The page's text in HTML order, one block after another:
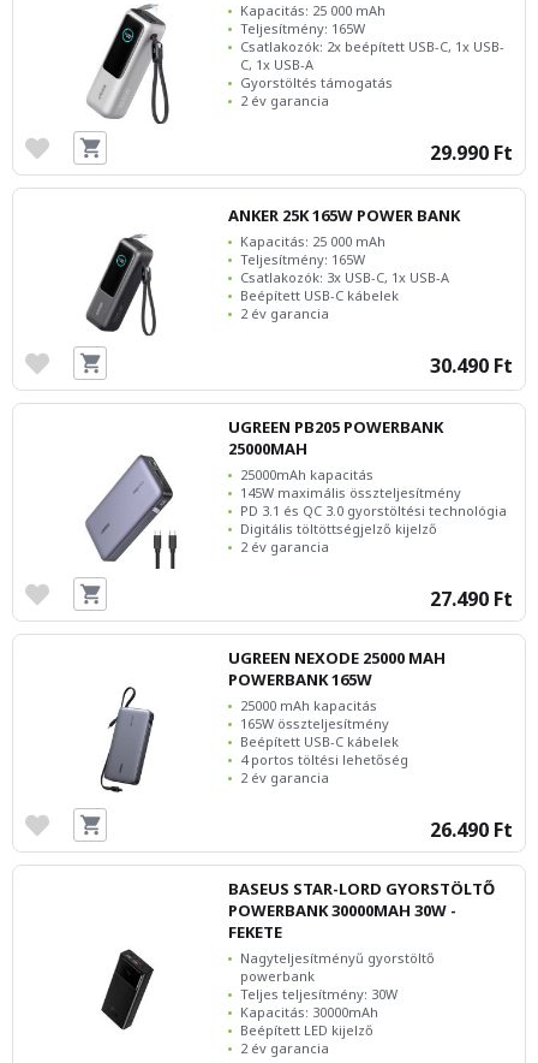
Kapacitás: 25 000 mAh
Teljesítmény: 165W
Csatlakozók: 2x beépített USB-C, 1x USB-
C, 1x USB-A
Gyorstöltés támogatás
2 év garancia
29.990 Ft
ANKER 25K 165W POWER BANK
Kapacitás: 25 000 mAh
Teljesítmény: 165W
Csatlakozók: 3x USB-C, 1x USB-A
Beépített USB-C kábelek
2 év garancia
30.490 Ft
UGREEN PB205 POWERBANK
25000MAH
25000mAh kapacitás
145W maximális összteljesítmény
PD 3.1 és QC 3.0 gyorstöltési technológia
Digitális töltöttségjelző kijelző
2 év garancia
27.490 Ft
UGREEN NEXODE 25000 MAH
POWERBANK 165W
25000 mAh kapacitás
165W összteljesítmény
Beépített USB-C kábelek
4 portos töltési lehetőség
2 év garancia
26.490 Ft
BASEUS STAR-LORD GYORSTÖLTŐ
POWERBANK 30000MAH 30W -
FEKETE
Nagyteljesítményű gyorstöltő
powerbank
Teljes teljesítmény: 30W
Kapacitás: 30000mAh
Beépített LED kijelző
2 év garancia